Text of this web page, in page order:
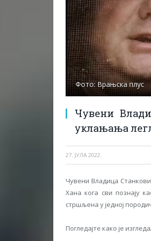
Фото: Врањска плус
Чувени
уклањања
27. ЈУЛА 2022.
Чувени Владица
Хана кога сви познају
стршљена у једној
Погледајте како је